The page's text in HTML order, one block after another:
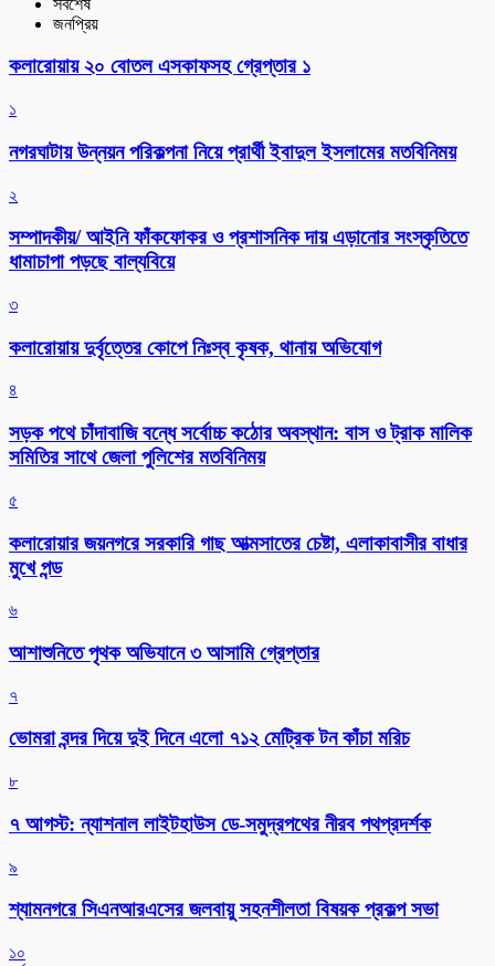
জনপ্রিয়
কলারোয়ায় ২০ বোতল এসকাফসহ গ্রেপ্তার ১
১
নগরঘাটায় উন্নয়ন পরিকল্পনা নিয়ে প্রার্থী ইবাদুল ইসলামের মতবিনিময়
২
সম্পাদকীয়/ আইনি ফাঁকফোকর ও প্রশাসনিক দায় এড়ানোর সংস্কৃতিতে
ধামাচাপা পড়ছে বাল্যবিয়ে
৩
কলারোয়ায় দুর্বৃত্তের কোপে নিঃস্ব কৃষক, থানায় অভিযোগ
৪
সড়ক পথে চাঁদাবাজি বন্ধে সর্বোচ্চ কঠোর অবস্থান: বাস ও ট্রাক মালিক
সমিতির সাথে জেলা পুলিশের মতবিনিময়
৫
কলারোয়ার জয়নগরে সরকারি গাছ আত্মসাতের চেষ্টা, এলাকাবাসীর বাধার
মুখে পন্ড
৬
আশাশুনিতে পৃথক অভিযানে ৩ আসামি গ্রেপ্তার
৭
ভোমরা বন্দর দিয়ে দুই দিনে এলো ৭১২ মেট্রিক টন কাঁচা মরিচ
৮
৭ আগস্ট: ন্যাশনাল লাইটহাউস ডে-সমুদ্রপথের নীরব পথপ্রদর্শক
৯
শ্যামনগরে সিএনআরএসের জলবায়ু সহনশীলতা বিষয়ক প্রকল্প সভা
১০